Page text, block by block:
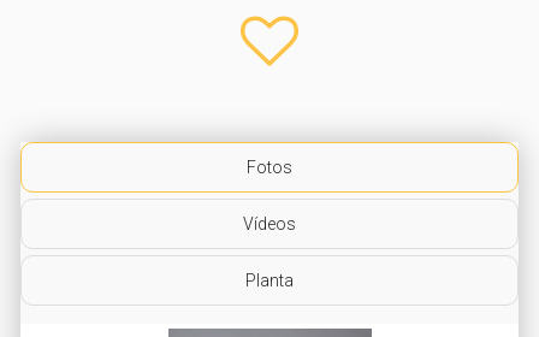
Fotos
Vídeos
Planta